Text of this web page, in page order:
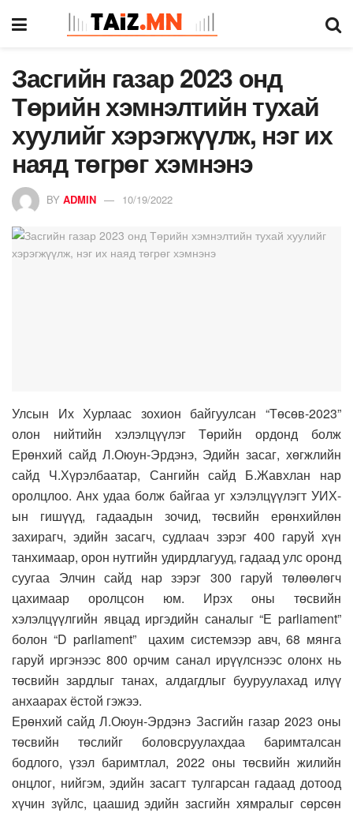
Засгийн газар 2023 онд
Төрийн хэмнэлтийн тухай
хуулийг хэрэгжүүлж, нэг их
наяд төгрөг хэмнэнэ
BY ADMIN 10/19/2022
Улсын Их Хурлаас зохион байгуулсан “Төсөв-2023”
олон нийтийн хэлэлцүүлэг Төрийн ордонд болж
Ерөнхий сайд Л.Оюун-Эрдэнэ, Эдийн засаг, хөгжлийн
сайд Ч.Хүрэлбаатар, Сангийн сайд Б.Жавхлан нар
оролцлоо. Анх удаа болж байгаа уг хэлэлцүүлэгт УИХ-
ын гишүүд, гадаадын зочид, төсвийн ерөнхийлөн
захирагч, эдийн засагч, судлаач зэрэг 400 гаруй хүн
танхимаар, орон нутгийн удирдлагууд, гадаад улс оронд
суугаа Элчин сайд нар зэрэг 300 гаруй төлөөлөгч
цахимаар оролцсон юм. Ирэх оны төсвийн
хэлэлцүүлгийн явцад иргэдийн саналыг “Е parliament”
болон “D parliament” цахим системээр авч, 68 мянга
гаруй иргэнээс 800 орчим санал ирүүлснээс олонх нь
төсвийн зардлыг танах, алдагдлыг бууруулахад илүү
анхаарах ёстой гэжээ.
Ерөнхий сайд Л.Оюун-Эрдэнэ Засгийн газар 2023 оны
төсвийн төслийг боловсруулахдаа баримталсан
бодлого, үзэл баримтлал, 2022 оны төсвийн жилийн
онцлог, нийгэм, эдийн засагт тулгарсан гадаад дотоод
хүчин зүйлс, цаашид эдийн засгийн хямралыг сөрсөн